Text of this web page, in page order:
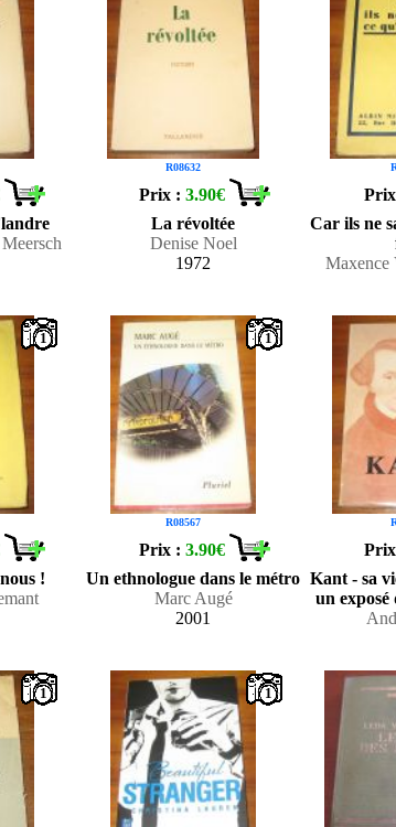
R08632
Prix :3.90€
La révoltée
Denise Noel
1972
Car ils ne
Maxence
1
!
R08567
1
Prix :3.90€
Un ethnologue dans le métro
Marc Augé
2001
Kant - sa
un exposé
1 1